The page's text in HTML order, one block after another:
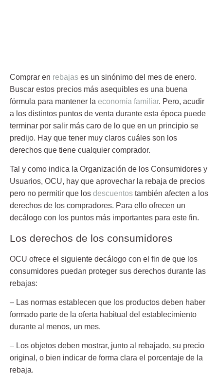
Comprar en rebajas es un sinónimo del mes de enero.
Buscar estos precios más asequibles es una buena
fórmula para mantener la economía familiar. Pero, acudir
a los distintos puntos de venta durante esta época puede
terminar por salir más caro de lo que en un principio se
predijo. Hay que tener muy claros cuáles son los
derechos que tiene cualquier comprador.
Tal y como indica la Organización de los Consumidores y
Usuarios, OCU, hay que aprovechar la rebaja de precios
pero no permitir que los descuentos también afecten a los
derechos de los compradores. Para ello ofrecen un
decálogo con los puntos más importantes para este fin.
Los derechos de los consumidores
OCU ofrece el siguiente decálogo con el fin de que los
consumidores puedan proteger sus derechos durante las
rebajas:
– Las normas establecen que los productos deben haber
formado parte de la oferta habitual del establecimiento
durante al menos, un mes.
– Los objetos deben mostrar, junto al rebajado, su precio
original, o bien indicar de forma clara el porcentaje de la
rebaja.